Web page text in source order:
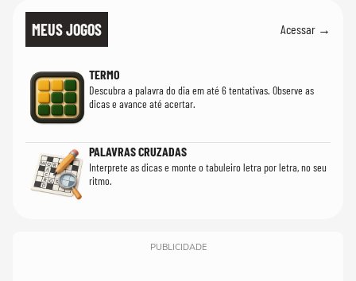
MEUS JOGOS Acessar →
TERMO
Descubra a palavra do dia em até 6 tentativas. Observe as
dicas e avance até acertar.
PALAVRAS CRUZADAS
Interprete as dicas e monte o tabuleiro letra por letra, no seu
ritmo.
PUBLICIDADE